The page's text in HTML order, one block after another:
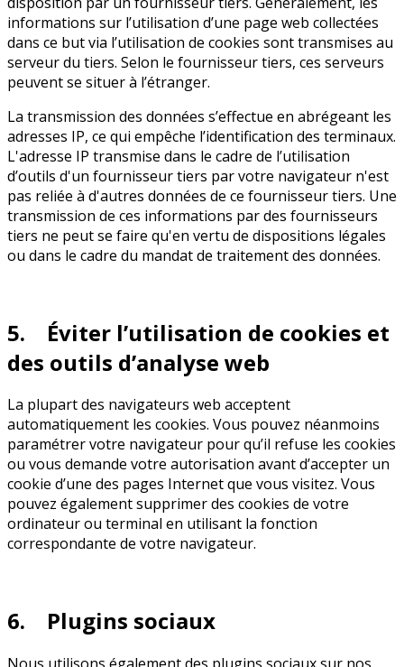
informations sur l’utilisation d’une page web collectées
dans ce but via l’utilisation de cookies sont transmises au
serveur du tiers. Selon le fournisseur tiers, ces serveurs
peuvent se situer à l’étranger.
La transmission des données s’effectue en abrégeant les
adresses IP, ce qui empêche l’identification des terminaux.
L'adresse IP transmise dans le cadre de l’utilisation
d’outils d'un fournisseur tiers par votre navigateur n'est
pas reliée à d'autres données de ce fournisseur tiers. Une
transmission de ces informations par des fournisseurs
tiers ne peut se faire qu'en vertu de dispositions légales
ou dans le cadre du mandat de traitement des données.
5. Éviter l’utilisation de cookies et
des outils d’analyse web
La plupart des navigateurs web acceptent
automatiquement les cookies. Vous pouvez néanmoins
paramétrer votre navigateur pour qu’il refuse les cookies
ou vous demande votre autorisation avant d’accepter un
cookie d’une des pages Internet que vous visitez. Vous
pouvez également supprimer des cookies de votre
ordinateur ou terminal en utilisant la fonction
correspondante de votre navigateur.
6. Plugins sociaux